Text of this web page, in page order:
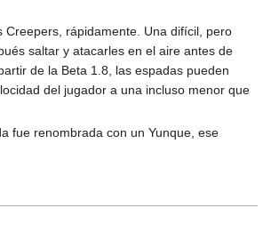
rápidamente. Una difícil, pero
saltar y atacarles en el aire antes de
de la Beta 1.8, las espadas pueden
del jugador a una incluso menor que
fue renombrada con un Yunque, ese